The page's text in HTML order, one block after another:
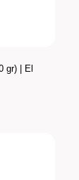
gr) | El